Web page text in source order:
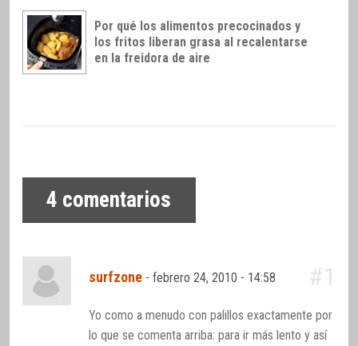
Por qué los alimentos precocinados y
los fritos liberan grasa al recalentarse
en la freidora de aire
4 comentarios
surfzone -febrero 24, 2010 - 14:58 #1
Yo como a menudo con palillos exactamente por
lo que se comenta arriba: para ir más lento y así